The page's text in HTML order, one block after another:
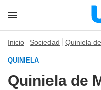
Inicio Sociedad Quiniela
QUINIELA
Quiniela de